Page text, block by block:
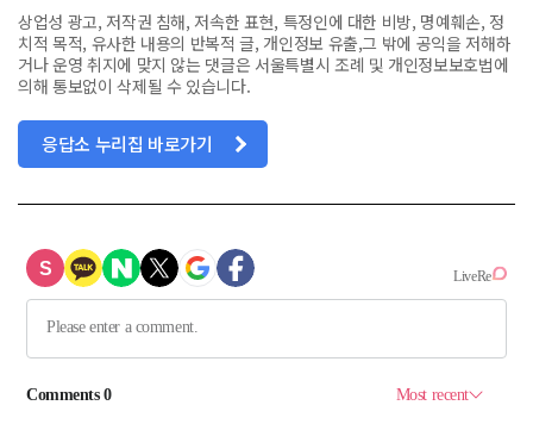
상업성 광고, 저작권 침해, 저속한 표현, 특정인에 대한 비방, 명예훼손, 정
치적 목적, 유사한 내용의 반복적 글, 개인정보 유출,그 밖에 공익을 저해하
거나 운영 취지에 맞지 않는 댓글은 서울특별시 조례 및 개인정보보호법에
의해 통보없이 삭제될 수 있습니다.
응답소 누리집 바로가기